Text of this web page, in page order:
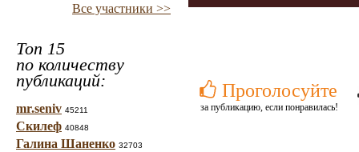
Все участники >>
Топ 15
по количеству
публикаций:
mr.seniv 45211
Скилеф 40848
Галина Шаненко 32703
Проголосуйте
за публикацию, если понравилась!